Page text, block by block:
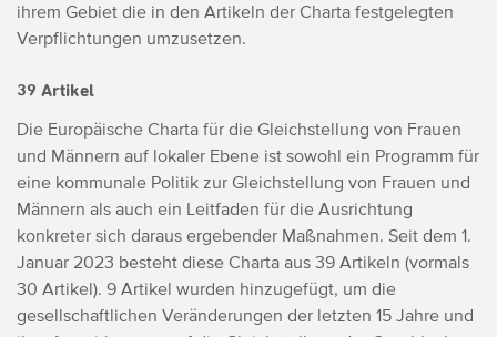
ihrem Gebiet die in den Artikeln der Charta festgelegten
Verpflichtungen umzusetzen.
39 Artikel
Die Europäische Charta für die Gleichstellung von Frauen
und Männern auf lokaler Ebene ist sowohl ein Programm für
eine kommunale Politik zur Gleichstellung von Frauen und
Männern als auch ein Leitfaden für die Ausrichtung
konkreter sich daraus ergebender Maßnahmen. Seit dem 1.
Januar 2023 besteht diese Charta aus 39 Artikeln (vormals
30 Artikel). 9 Artikel wurden hinzugefügt, um die
gesellschaftlichen Veränderungen der letzten 15 Jahre und